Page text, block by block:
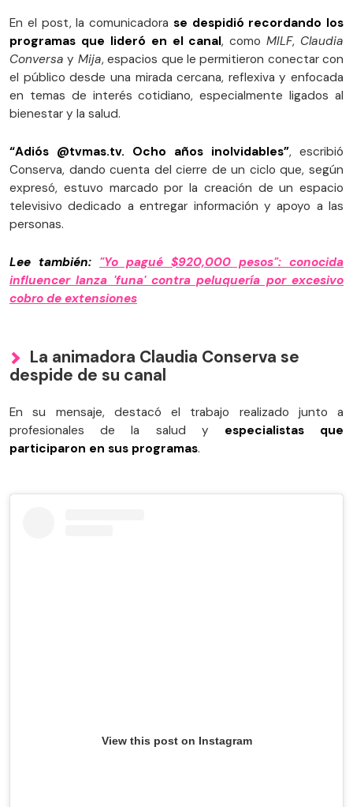
En el post, la comunicadora se despidió recordando los
programas que lideró en el canal, comoMILF, Claudia
Conversa y Mija, espacios que le permitieron conectar con
el público desde una mirada cercana, reflexiva y enfocada
en temas de interés cotidiano, especialmente ligados al
bienestar y la salud.
“Adiós @tvmas.tv. Ocho años inolvidables”, escribió
Conserva, dando cuenta del cierre de un ciclo que, según
expresó, estuvo marcado por la creación de un espacio
televisivo dedicado a entregar información y apoyo a las
personas.
Lee también: "Yo pagué $920,000 pesos": conocida
influencer lanza 'funa' contra peluquería por excesivo
cobro de extensiones
La animadora Claudia Conserva se
despide de su canal
En su mensaje, destacó el trabajo realizado junto a
profesionales de la salud y especialistas que
participaron en sus programas.
View this post on Instagram